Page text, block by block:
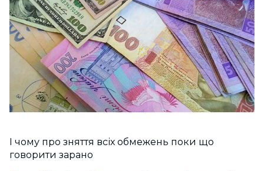
І чому про зняття всіх обмежень поки що
говорити зарано